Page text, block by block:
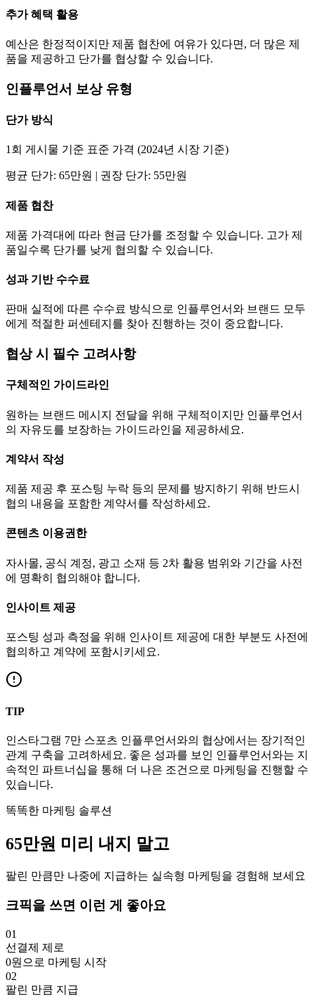
추가 혜택 활용
예산은 한정적이지만 제품 협찬에 여유가 있다면, 더 많은 제
품을 제공하고 단가를 협상할 수 있습니다.
인플루언서 보상 유형
단가방식
1회 게시물 기준 표준 가격 (2024년 시장 기준)
평균 단가: 65만원 | 권장 단가: 55만원
제품 협찬
제품 가격대에 따라 현금 단가를 조정할 수 있습니다. 고가 제
품일수록 단가를 낮게 협의할 수 있습니다.
성과 기반 수수료
판매 실적에 따른 수수료 방식으로 인플루언서와 브랜드 모두
에게 적절한 퍼센테지를 찾아 진행하는 것이 중요합니다.
협상 시 필수 고려사항
구체적인 가이드라인
원하는 브랜드 메시지 전달을 위해 구체적이지만 인플루언서
의 자유도를 보장하는 가이드라인을 제공하세요.
계약서 작성
제품 제공 후 포스팅 누락 등의 문제를 방지하기 위해 반드시
협의 내용을 포함한 계약서를 작성하세요.
콘텐츠 이용권한
자사몰, 공식 계정, 광고 소재 등 2차 활용 범위와 기간을 사전
에 명확히 협의해야 합니다.
인사이트 제공
포스팅 성과 측정을 위해 인사이트 제공에 대한 부분도 사전에
협의하고 계약에 포함시키세요.
TIP
인스타그램 7만 스포츠 인플루언서와의 협상에서는 장기적인
관계 구축을 고려하세요. 좋은 성과를 보인 인플루언서와는 지
속적인 파트너십을 통해 더 나은 조건으로 마케팅을 진행할 수
있습니다.
똑똑한 마케팅 솔루션
65만원 미리 내지 말고
팔린 만큼만 나중에 지급하는 실속형 마케팅을 경험해 보세요
크픽을 쓰면 이런 게 좋아요
01
선결제 제로
0원으로 마케팅 시작
02
팔린 만큼 지급